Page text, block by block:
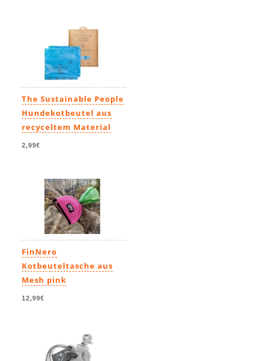
The Sustainable People
Hundekotbeutel aus
recyceltem Material
2,99€
FinNero
Kotbeuteltasche aus
Mesh pink
12,99€